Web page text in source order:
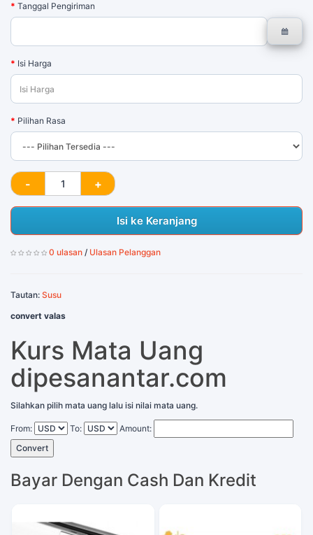
Tanggal Pengiriman
Isi Harga
Pilihan Rasa
Isi ke Keranjang
0 ulasan / Ulasan Pelanggan
Tautan: Susu
convert valas
Kurs Mata Uang
dipesanantar.com
Silahkan pilih mata uang lalu isi nilai mata uang.
From: To:
Amount:
Convert
Bayar Dengan Cash Dan Kredit